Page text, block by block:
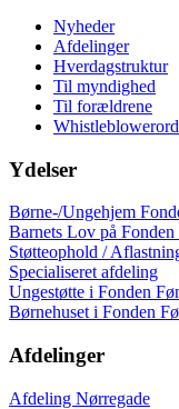
Nyheder
Afdelinger
Hverdagstruktur
Til myndighed
Til forældrene
Ydelser
Børne-/Ungehjem
Barnets Lov på
Støtteophold /
Specialiseret afdeling
Ungestøtte i Fonden
Børnehuset i Fonden
Afdelinger
Afdeling Nørregade